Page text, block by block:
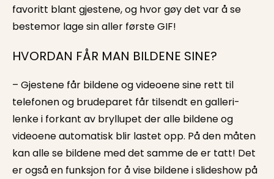
favoritt blant gjestene, og hvor gøy det var å se
bestemor lage sin aller første GIF!
HVORDAN FÅR MAN BILDENE SINE?
– Gjestene får bildene og videoene sine rett til
telefonen og brudeparet får tilsendt en galleri-
lenke i forkant av bryllupet der alle bildene og
videoene automatisk blir lastet opp. På den måten
kan alle se bildene med det samme de er tatt! Det
er også en funksjon for å vise bildene i slideshow på